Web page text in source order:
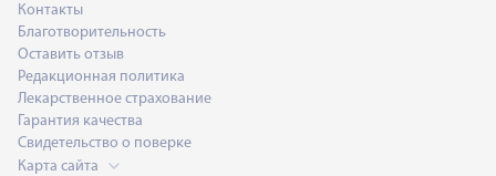
Контакты
Благотворительность
Оставить отзыв
Редакционная политика
Лекарственное страхование
Гарантия качества
Свидетельство о поверке
Карта сайта